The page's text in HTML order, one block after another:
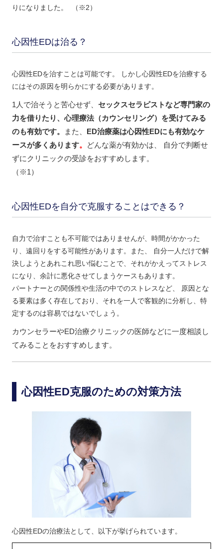
りになりました。 （※2）
心因性EDは治る？
心因性EDを治すことは可能です。 しかし心因性EDを治療する
にはその原因を明らかにする必要があります。
1人で治そうと苦心せず、 セックスセラピストなど専門家の
力を借りたり、心理療法（カウンセリング）を受けてみる
のも有効です。
また、
ED治療薬は心因性EDにも有効なケ
ースが多くあります。
どんな薬が有効かは、 自分で判断せ
ずにクリニックの受診をおすすめします。
（※1）
心因性EDを自分で克服することはできる？
自力で治すことも不可能ではありませんが、時間がかかった
り、遠回りをする可能性があります。また、 自分一人だけで解
決しようとあれこれ思い悩むことで、それがかえってストレス
になり、余計に悪化させてしまうケースもあります。
パートナーとの関係性や生活の中でのストレスなど、 原因とな
る要素は多く存在しており、それを一人で客観的に分析し、特
定するのは容易ではないでしょう。
カウンセラーやED治療クリニックの医師などに一度相談し
てみることをおすすめします。
心因性ED克服のための対策方法
心因性EDの治療法として、以下が挙げられています。